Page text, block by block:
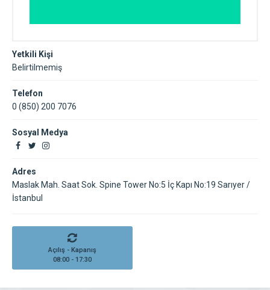
Yetkili Kişi
Belirtilmemiş
Telefon
0 (850) 200 7076
Sosyal Medya
Adres
Maslak Mah. Saat Sok. Spine Tower No:5 İç Kapı No:19 Sarıyer /
İstanbul
Açılış - Kapanış
08:00 - 17:30